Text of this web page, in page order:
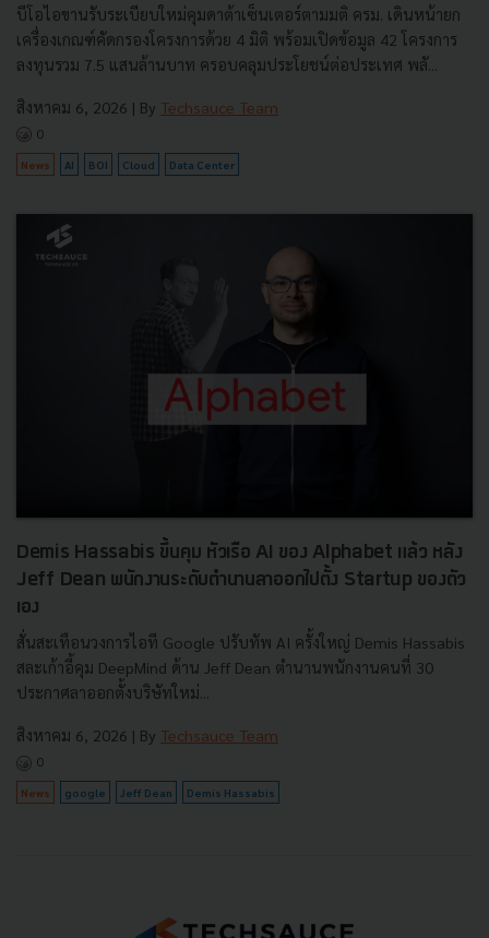
บีโอไอขานรับระเบียบใหม่คุมดาต้าเซ็นเตอร์ตามมติ ครม. เดินหน้ายก
เครื่องเกณฑ์คัดกรองโครงการด้วย 4 มิติ พร้อมเปิดข้อมูล 42 โครงการ
ลงทุนรวม 7.5 แสนล้านบาท ครอบคลุมประโยชน์ต่อประเทศ พลั...
สิงหาคม 6, 2026 | By Techsauce Team
0
News AI BOI Cloud Data Center
Demis Hassabis ขึ้นคุม หัวเรือ AI ของ Alphabet แล้ว หลัง
Jeff Dean พนักงานระดับตำนานลาออกไปตั้ง Startup ของตัว
เอง
สั่นสะเทือนวงการไอที Google ปรับทัพ AI ครั้งใหญ่ Demis Hassabis
สละเก้าอี้คุม DeepMind ด้าน Jeff Dean ตำนานพนักงานคนที่ 30
ประกาศลาออกตั้งบริษัทใหม่...
สิงหาคม 6, 2026 | By Techsauce Team
0
News google Jeff Dean Demis Hassabis